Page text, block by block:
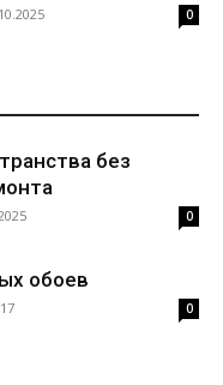
0
без
0
обоев
0